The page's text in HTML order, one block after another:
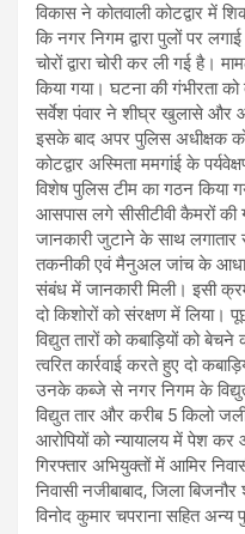
विकास ने कोतवाली कोटद्वार में
कि नगर निगम द्वारा पुलों पर
चोरों द्वारा चोरी कर ली गई है।
किया गया। घटना की गंभीरता
सर्वेश पंवार ने शीघ्र खुलासे और
इसके बाद अपर पुलिस अधीक्षक
कोटद्वार अस्मिता ममगांई के
विशेष पुलिस टीम का गठन
आसपास लगे सीसीटीवी कैमरों की
जानकारी जुटाने के साथ लगातार
तकनीकी एवं मैनुअल जांच के
संबंध में जानकारी मिली। इसी
दो किशोरों को संरक्षण में लिया।
विद्युत तारों को कबाड़ियों को
त्वरित कार्रवाई करते हुए दो
उनके कब्जे से नगर निगम के
विद्युत तार और करीब 5 किलो
आरोपियों को न्यायालय में पेश कर
गिरफ्तार अभियुक्तों में आमिर
निवासी नजीबाबाद, जिला
विनोद कुमार चपराना सहित अन्य